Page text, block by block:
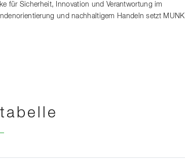
für Sicherheit, Innovation und Verantwortung im
und nachhaltigem Handeln setzt MUNK